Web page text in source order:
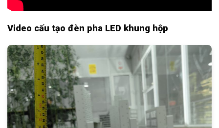
Video cấu tạo đèn pha LED khung hộp